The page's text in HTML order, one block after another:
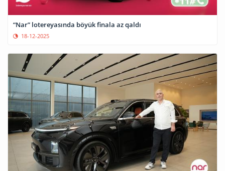
“Nar” lotereyasında böyük finala az qaldı
18-12-2025